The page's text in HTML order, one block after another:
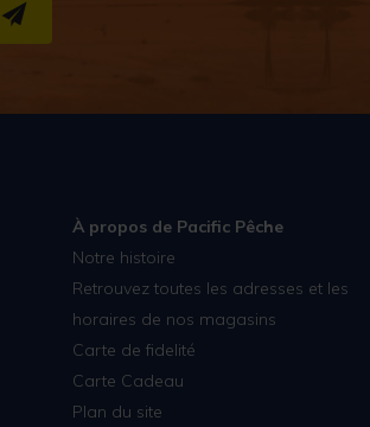
S''INSCRIRE
À propos de Pacific Pêche
Notre histoire
Retrouvez toutes les adresses et les
horaires de nos magasins
Carte de fidelité
Carte Cadeau
Plan du site